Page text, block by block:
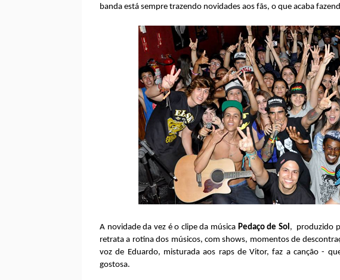
banda está sempre trazendo novidades aos fãs, o que acaba
A novidade da vez é o clipe da música Pedaço de Sol, produzido
retrata a rotina dos músicos, com shows, momentos de
voz de Eduardo, misturada aos raps de Vitor, faz a canção -
gostosa.